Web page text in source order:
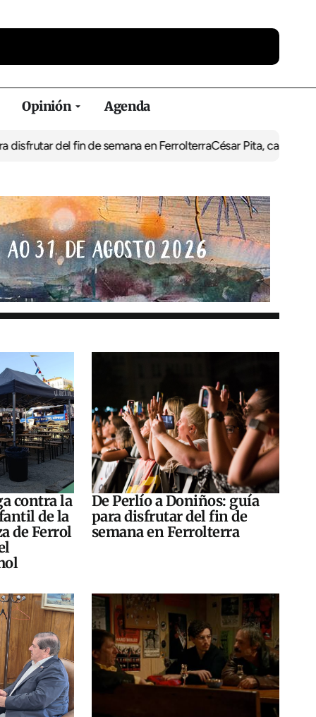
Opinión Agenda
fin de semana en FerrolterraCésar Pita, capitán marítimo de
contra la
de la
de Ferrol
De Perlío a Doniños: guía
para disfrutar del fin de
semana en Ferrolterra